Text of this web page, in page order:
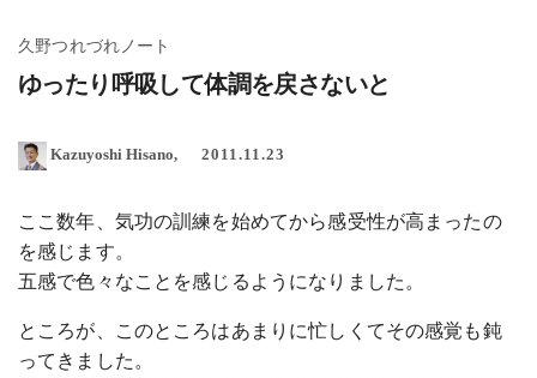
久野つれづれノート
ゆったり呼吸して体調を戻さないと
Kazuyoshi Hisano 2011.11.23
ここ数年、気功の訓練を始めてから感受性が高まったの
を感じます。
五感で色々なことを感じるようになりました。
ところが、このところはあまりに忙しくてその感覚も鈍
ってきました。